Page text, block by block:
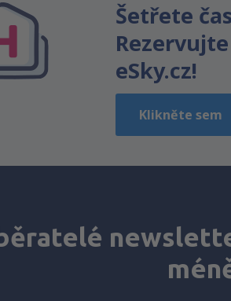
Obsahuje nepřesné informace
Nevyčerpává téma
Je moc dlouhý
Odeslat
Šetřete
eSky.cz!
Klikněte sem